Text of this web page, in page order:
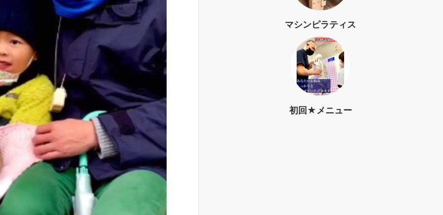
マシンピラティス
初回★メニュー